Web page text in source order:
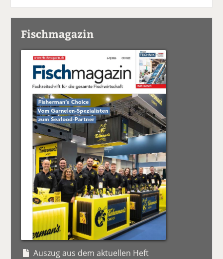
Fischmagazin
Auszug aus dem aktuellen Heft